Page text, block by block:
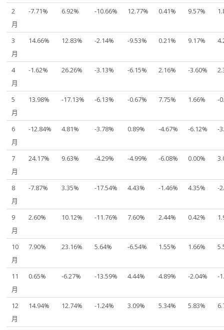
2
月
-7.71% 6.92% -10.66% 12.77% 0.41% 9.57%
3
月
14.66% 12.83% -2.14% -9.53% 0.21% 9.17%
4
月
-1.62% 26.26% -3.13% -6.15% 2.16% -3.60%
5
月
13.98% -17.13% -6.13% -0.67% 7.75% 1.66% -
6
月
-12.84% 4.81% -3.78% 0.89% -4.67% -6.12% -
7
月
24.17% 9.63% -4.29% -4.99% -6.08% 0.00%
8
月
-7.87% 3.35% -17.54% 4.43% -1.46% 4.35% -
9
月
2.60% 10.12% -11.76% 7.60% 2.44% 0.42%
10
月
7.90% 23.16% 5.64% -6.54% 1.55% 1.66%
11
月
0.65% -6.27% -13.59% 4.44% 4.89% -2.04% -
12
月
14.94% 12.74% -1.24% 3.09% 5.34% 5.83%